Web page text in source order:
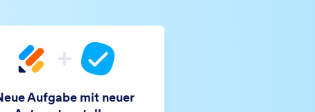
Aufgabe mit neuer